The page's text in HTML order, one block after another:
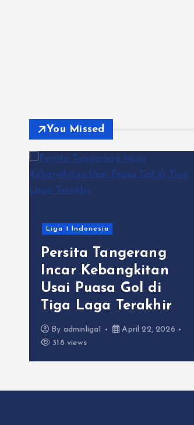
You Missed
Liga 1 Indonesia
Persita Tangerang
Incar Kebangkitan
Usai Puasa Gol di
Tiga Laga Terakhir
By adminliga1
April 22, 2026
318 views